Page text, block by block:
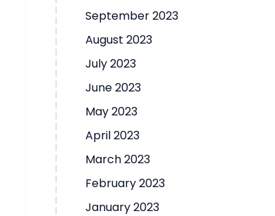
September 2023
August 2023
July 2023
June 2023
May 2023
April 2023
March 2023
February 2023
January 2023